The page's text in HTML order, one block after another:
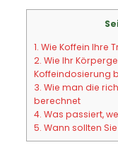
1. Wie Koffein Ihre
2. Wie Ihr
Koffeindosierung
3. Wie man die
berechnet
4. Was passiert,
5. Wann sollten